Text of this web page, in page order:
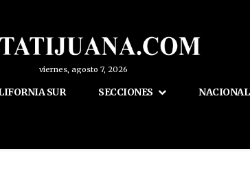
viernes, agosto 7, 2026
SUR SECCIONES NACIONAL